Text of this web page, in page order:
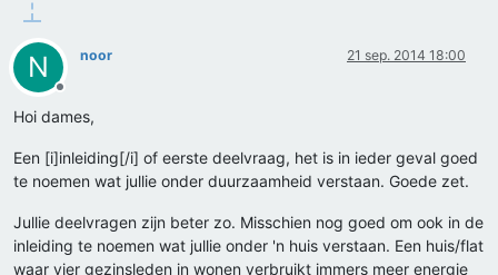
N
Offline
noor 21 sep. 2014 18:00
Hoi dames,
Een [i]inleiding[/i] of eerste deelvraag, het is in ieder geval goed
te noemen wat jullie onder duurzaamheid verstaan. Goede zet.
Jullie deelvragen zijn beter zo. Misschien nog goed om ook in de
inleiding te noemen wat jullie onder 'n huis verstaan. Een huis/flat
waar vier gezinsleden in wonen verbruikt immers meer energie